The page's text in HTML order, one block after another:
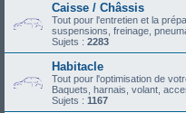
Caisse / Châssis
Tout pour l'entretien et la
suspensions, freinage,
Sujets : 2283
Habitacle
Tout pour l'optimisation de
Baquets, harnais, volant,
Sujets : 1167